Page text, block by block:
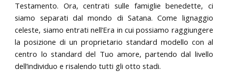
Testamento. Ora, centrati sulle famiglie benedette, ci
siamo separati dal mondo di Satana. Come lignaggio
celeste, siamo entrati nell’Era in cui possiamo raggiungere
la posizione di un proprietario standard modello con al
centro lo standard del Tuo amore, partendo dal livello
dell’individuo e risalendo tutti gli otto stadi.